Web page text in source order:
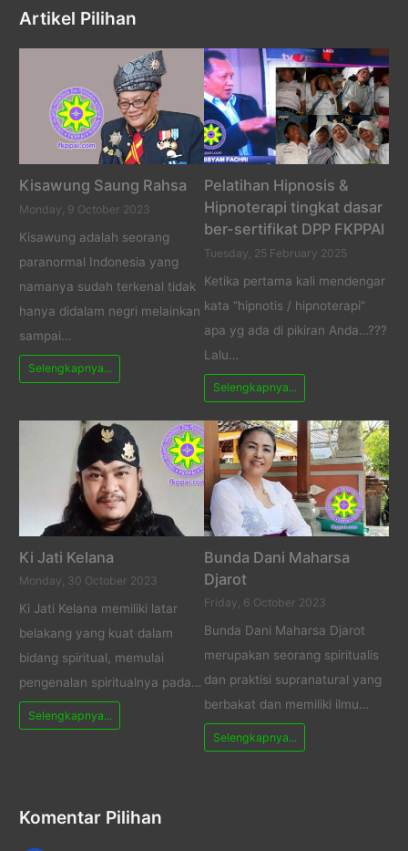
Artikel Pilihan
Kisawung Saung Rahsa
Monday, 9 October 2023
Kisawung adalah seorang
paranormal Indonesia yang
namanya sudah terkenal tidak
hanya didalam negri melainkan
sampai…
Selengkapnya...
Pelatihan Hipnosis &
Hipnoterapi tingkat dasar
ber-sertifikat DPP FKPPAI
Tuesday, 25 February 2025
Ketika pertama kali mendengar
kata “hipnotis / hipnoterapi”
apa yg ada di pikiran Anda…???
Lalu…
Selengkapnya...
Ki Jati Kelana
Monday, 30 October 2023
Ki Jati Kelana memiliki latar
belakang yang kuat dalam
bidang spiritual, memulai
pengenalan spiritualnya pada…
Selengkapnya...
Bunda Dani Maharsa
Djarot
Friday, 6 October 2023
Bunda Dani Maharsa Djarot
merupakan seorang spiritualis
dan praktisi supranatural yang
berbakat dan memiliki ilmu…
Selengkapnya...
Komentar Pilihan